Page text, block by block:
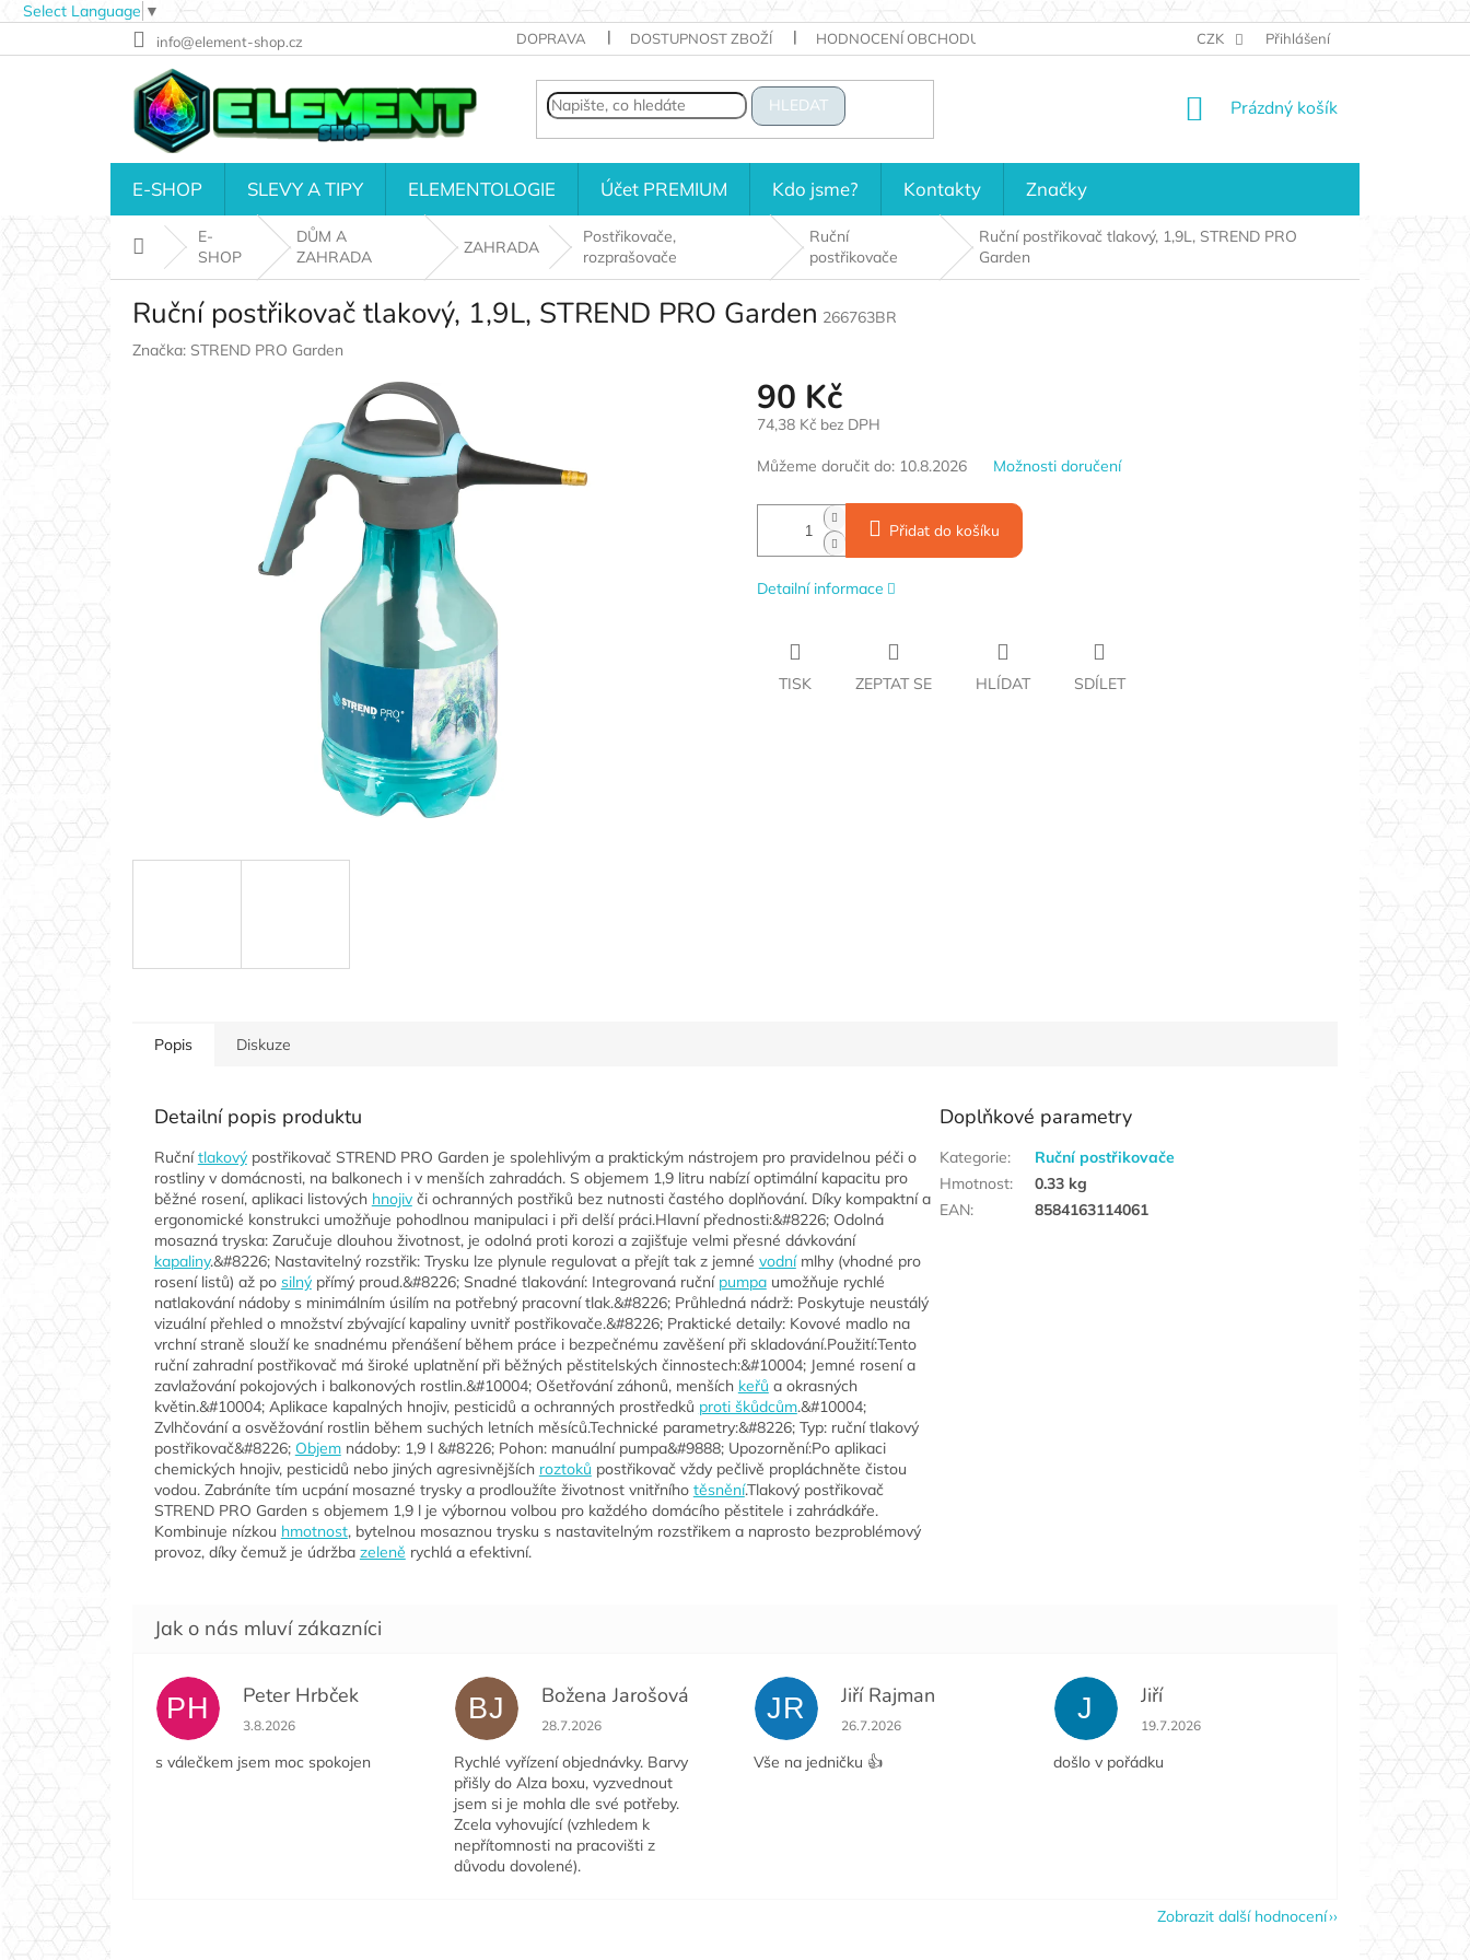
Select Language ▼
na
info@element-shop.cz DOPRAVA DOSTUPNOST ZBOŽÍ HODNOCENÍ OBCHODU KONTAKTY KDO JSME?
CZK Přihlášení
HLEDAT
NÁKUPNÍ
Prázdný košík
E-SHOP SLEVY A TIPY ELEMENTOLOGIE Účet PREMIUM Kdo jsme? Kontakty Značky
Domů
E-
SHOP
DŮM A
ZAHRADA
ZAHRADA
Postřikovače,
rozprašovače
Ruční
postřikovače
Ruční postřikovač tlakový, 1,9L, STREND PRO
Garden
Ruční postřikovač tlakový, 1,9L, STREND PRO Garden 266763BR
Značka: STREND PRO Garden
90 Kč
74,38 Kč bez DPH
Měrná
cena:
Můžeme doručit do: 10.8.2026 Možnosti doručení
Přidat do košíku
Detailní informace
TISK ZEPTAT SE HLÍDAT SDÍLET
Popis Diskuze
Detailní popis produktu
Ručnítlakovýpostřikovač STREND PRO Garden je spolehlivým a praktickým nástrojem pro pravidelnou péči o
rostliny v domácnosti, na balkonech i v menších zahradách. S objemem 1,9 litru nabízí optimální kapacitu pro
běžné rosení, aplikaci listových hnojivči ochranných postřiků bez nutnosti častého doplňování. Díky kompaktní a
ergonomické konstrukci umožňuje pohodlnou manipulaci i při delší práci.Hlavní přednosti:&#8226; Odolná
mosazná tryska: Zaručuje dlouhou životnost, je odolná proti korozi a zajišťuje velmi přesné dávkování
kapaliny.&#8226; Nastavitelný rozstřik: Trysku lze plynule regulovat a přejít tak z jemné vodnímlhy (vhodné pro
rosení listů) až po silnýpřímý proud.&#8226; Snadné tlakování: Integrovaná ruční pumpaumožňuje rychlé
natlakování nádoby s minimálním úsilím na potřebný pracovní tlak.&#8226; Průhledná nádrž: Poskytuje neustálý
vizuální přehled o množství zbývající kapaliny uvnitř postřikovače.&#8226; Praktické detaily: Kovové madlo na
vrchní straně slouží ke snadnému přenášení během práce i bezpečnému zavěšení při skladování.Použití:Tento
ruční zahradní postřikovač má široké uplatnění při běžných pěstitelských činnostech:&#10004; Jemné rosení a
zavlažování pokojových i balkonových rostlin.&#10004; Ošetřování záhonů, menších keřů a okrasných
květin.&#10004; Aplikace kapalných hnojiv, pesticidů a ochranných prostředků proti škůdcům.&#10004;
Zvlhčování a osvěžování rostlin během suchých letních měsíců.Technické parametry:&#8226; Typ: ruční tlakový
postřikovač&#8226; Objemnádoby: 1,9 l &#8226; Pohon: manuální pumpa&#9888; Upozornění:Po aplikaci
chemických hnojiv, pesticidů nebo jiných agresivnějších roztoků postřikovač vždy pečlivě propláchněte čistou
vodou. Zabráníte tím ucpání mosazné trysky a prodloužíte životnost vnitřního těsnění.Tlakový postřikovač
STREND PRO Garden s objemem 1,9 l je výbornou volbou pro každého domácího pěstitele i zahrádkáře.
Kombinuje nízkou hmotnost, bytelnou mosaznou trysku s nastavitelným rozstřikem a naprosto bezproblémový
provoz, díky čemuž je údržba zeleně rychlá a efektivní.
Doplňkové parametry
Kategorie:
Ruční postřikovače
Hmotnost:
0.33 kg
EAN: 8584163114061
PH Peter Hrbček
Hodnocení obchodu je 5 z 5 hvězdiček.
3.8.2026
s válečkem jsem moc spokojen
BJ Božena Jarošová
Hodnocení obchodu je 5 z 5 hvězdiček.
28.7.2026
Rychlé vyřízení objednávky. Barvy
přišly do Alza boxu, vyzvednout
jsem si je mohla dle své potřeby.
Zcela vyhovující (vzhledem k
nepřítomnosti na pracovišti z
důvodu dovolené).
JR Jiří Rajman
Hodnocení obchodu je 5 z 5 hvězdiček.
26.7.2026
Vše na jedničku 👍
J Jiří
Hodnocení obchodu je 5 z 5 hvězdiček.
19.7.2026
došlo v pořádku
Zobrazit další hodnocení